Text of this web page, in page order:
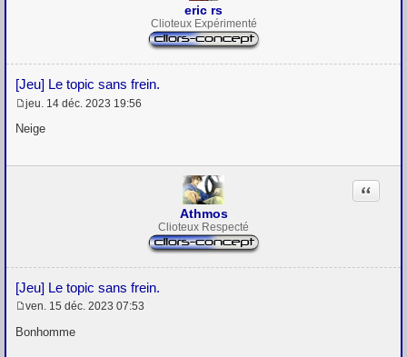
eric rs
Clioteux Expérimenté
[Jeu] Le topic sans frein.
M
e
a
jeu. 14 déc. 2023 19:56
Neige
Athmos
Clioteux Respecté
[Jeu] Le topic sans frein.
Citation
e
ven. 15 déc. 2023 07:53
Bonhomme